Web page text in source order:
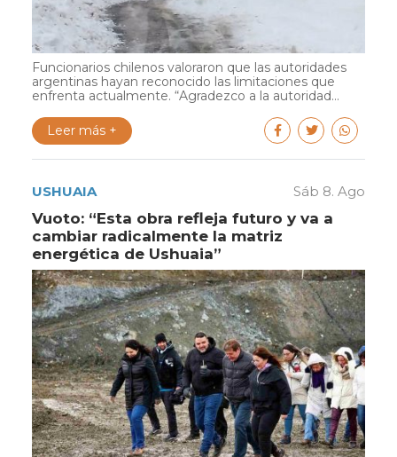
Funcionarios chilenos valoraron que las autoridades
argentinas hayan reconocido las limitaciones que
enfrenta actualmente. “Agradezco a la autoridad...
Leer más +
USHUAIA Sáb 8. Ago
Vuoto: “Esta obra refleja futuro y va a
cambiar radicalmente la matriz
energética de Ushuaia”